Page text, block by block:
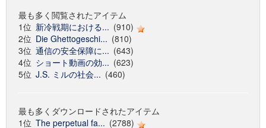
最も多く閲覧されたアイテム
1位 新冷戦期における... (910)
2位 Die Ghettogeschi... (810)
3位 通信の安全保障に... (643)
4位 ショート動画の効... (623)
5位 J.S. ミルの社会... (460)
最も多くダウンロードされたアイテム
1位 The perpetual fa... (2788)